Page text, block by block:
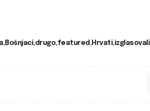
Bošnjaci drugo featured Hrvati izglasovali